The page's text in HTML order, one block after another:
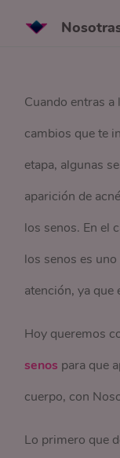
Cuando entras a
cambios que te
etapa, algunas
aparición de
los senos. En el
los senos es
atención, ya que
Hoy queremos
senos para que
cuerpo, con
Lo primero que